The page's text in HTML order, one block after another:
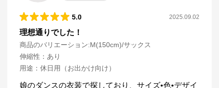
5.0 2025.09.02
理想通りでした！
商品のバリエーション:M(150cm)/サックス
伸縮性 ： あり
用途 ： 休日用（お出かけ向け）
娘のダンスの衣装で探しており、サイズ•色•デザイ